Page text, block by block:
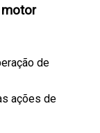
de
ações de